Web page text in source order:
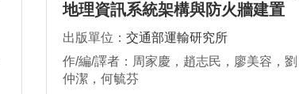
地理資訊系統架構與防火牆建置
出版單位： 交通部運輸研究所
作/編/譯者：周家慶，趙志民，廖美容，劉
仲潔，何毓芬